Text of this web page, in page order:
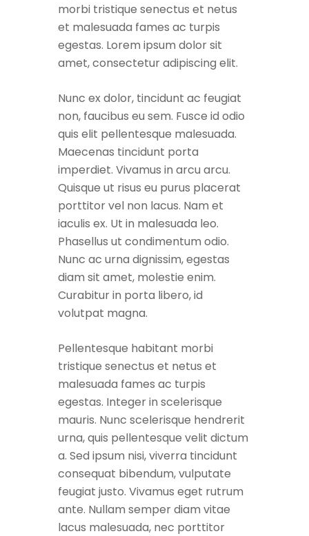
morbi tristique senectus et netus
et malesuada fames ac turpis
egestas. Lorem ipsum dolor sit
amet, consectetur adipiscing elit.
Nunc ex dolor, tincidunt ac feugiat
non, faucibus eu sem. Fusce id odio
quis elit pellentesque malesuada.
Maecenas tincidunt porta
imperdiet. Vivamus in arcu arcu.
Quisque ut risus eu purus placerat
porttitor vel non lacus. Nam et
iaculis ex. Ut in malesuada leo.
Phasellus ut condimentum odio.
Nunc ac urna dignissim, egestas
diam sit amet, molestie enim.
Curabitur in porta libero, id
volutpat magna.
Pellentesque habitant morbi
tristique senectus et netus et
malesuada fames ac turpis
egestas. Integer in scelerisque
mauris. Nunc scelerisque hendrerit
urna, quis pellentesque velit dictum
a. Sed ipsum nisi, viverra tincidunt
consequat bibendum, vulputate
feugiat justo. Vivamus eget rutrum
ante. Nullam semper diam vitae
lacus malesuada, nec porttitor